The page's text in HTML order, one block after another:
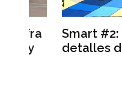
Smart #2: la
detalles de su